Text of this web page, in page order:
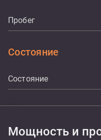
Пробег
Состояние
Состояние
Мощность и